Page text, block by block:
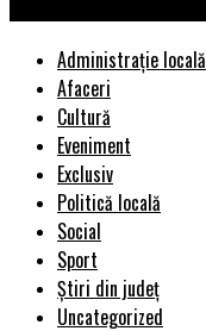
Administrație locală
Afaceri
Cultură
Eveniment
Exclusiv
Politică locală
Social
Sport
Știri din județ
Uncategorized